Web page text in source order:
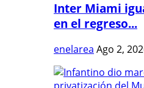
Inter Miami
en el regreso...
enelarea Ago 2,